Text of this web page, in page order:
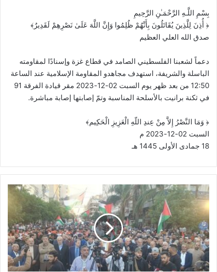
بِسْمِ اللَّـهِ الرَّحْمَـٰنِ الرَّحِيمِ
‏﴿ أُذِنَ لِلَّذِينَ يُقَاتَلُونَ بِأَنَّهُمْ ظُلِمُوا وَإِنَّ اللَّهَ عَلَىٰ نَصْرِهِمْ لَقَدِيرٌ﴾‏
صدق الله العلي العظيم
دعماً لشعبنا الفلسطيني الصامد في قطاع غزة وإسنادًا لمقاومته
الباسلة والشريفة، استهدف ‏مجاهدو المقاومة الإسلامية عند الساعة
12:50 من بعد ظهر يوم السبت 02-12-2023 مقر قيادة ‏الفرقة 91
في ثكنة برانيت بالأسلحة المناسبة وتمّ إصابتها إصابة مباشرة. ‏
‏﴿‌‎ ‎وَمَا النَّصْرُ إِلاَّ مِنْ عِندِ اللّهِ الْعَزِيزِ الْحَكِيم﴾‏
السبت 02-12-2023 م ‌‎ ‎
م
س
ي
ر
ة
ج
م
ا